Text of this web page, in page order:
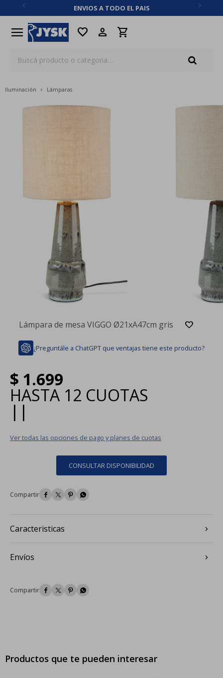
ENVIOS A TODO EL PAIS
menu favorite
Iluminación Lámparas
Lámpara de mesa VIGGO Ø21xA47cm gris
¿Preguntále a ChatGPT que ventajas tiene este producto?
$ 1.699
HASTA 12 CUOTAS
| |
Ver todas las opciones de pago y planes de cuotas
CONSULTAR DISPONIBILIDAD
   
Caracteristicas
Envíos
   
Productos que te pueden interesar
close